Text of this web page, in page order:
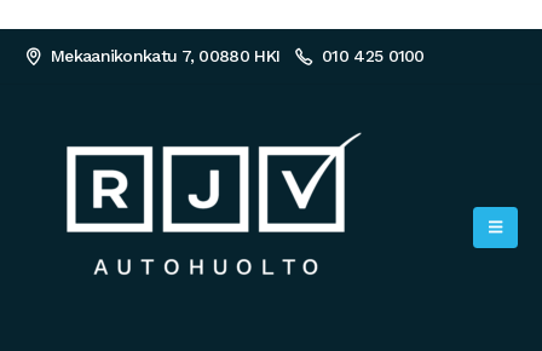
Mekaanikonkatu 7, 00880 HKI 010 425 0100